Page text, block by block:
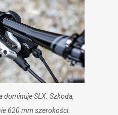
dominuje SLX. Szkoda,
620 mm szerokości.